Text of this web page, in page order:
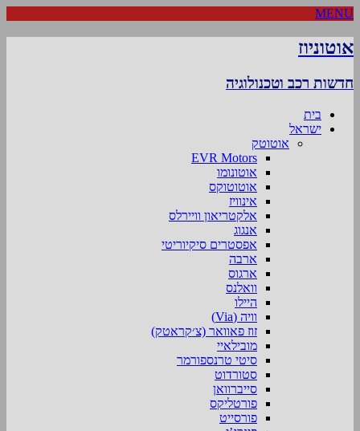
MENU
אוטוניוז
חדשות רכב וטכנולוגיה
בית
ישראל
אוטוטק
EVR Motors
אוטונומו
אוטוטוקס
אינוויז
אלקטריאון וויירלס
אנגוג
אפסטרים סיקיוריטי
ארבה
ארגוס
וואלנס
היילו
וויה (Via)
זוז פאוואר (צ׳קראטק)
מובילאיי
סיטי טרנספורמר
סטורדוט
סייברוואן
פורטליקס
פורסייט